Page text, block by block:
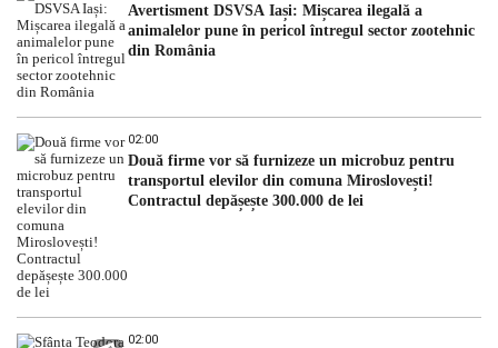
Avertisment DSVSA Iași: Mișcarea ilegală a
animalelor pune în pericol întregul sector zootehnic
din România
02:00
Două firme vor să furnizeze un microbuz pentru
transportul elevilor din comuna Miroslovești!
Contractul depășește 300.000 de lei
02:00